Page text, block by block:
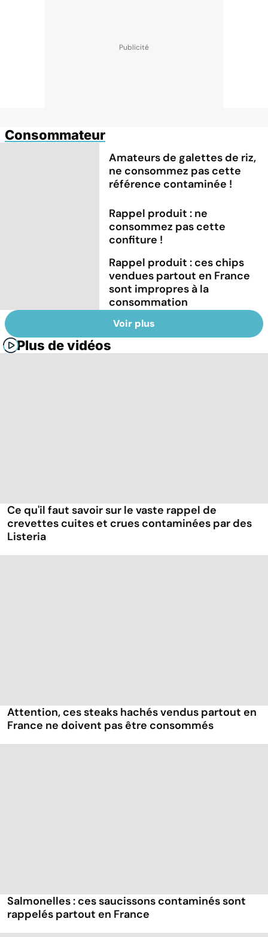
Consommateur
Amateurs de galettes de riz,
ne consommez pas cette
référence contaminée !
Rappel produit : ne
consommez pas cette
confiture !
Rappel produit : ces chips
vendues partout en France
sont impropres à la
consommation
Voir plus
Plus de vidéos
Ce qu'il faut savoir sur le vaste rappel de
crevettes cuites et crues contaminées par des
Listeria
Attention, ces steaks hachés vendus partout en
France ne doivent pas être consommés
Salmonelles : ces saucissons contaminés sont
rappelés partout en France